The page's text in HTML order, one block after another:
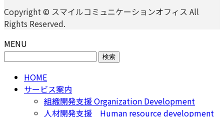
Copyright © スマイルコミュニケーションオフィス All
Rights Reserved.
MENU
検
HOME
サービス案内
組織開発支援 Organization Development
人材開発支援 Human resource development